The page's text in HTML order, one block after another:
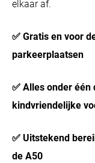
elkaar af.
✅ Gratis en voor
parkeerplaatsen
✅ Alles onder
kindvriendelijke
✅ Uitstekend
de A50